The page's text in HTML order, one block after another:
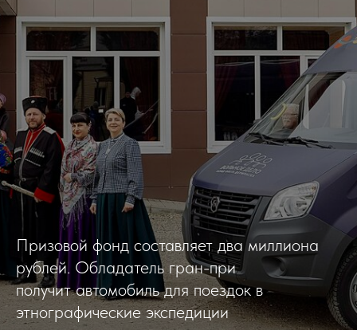
Призовой фонд составляет два миллиона
рублей. Обладатель гран-при
получит автомобиль для поездок в
этнографические экспедиции